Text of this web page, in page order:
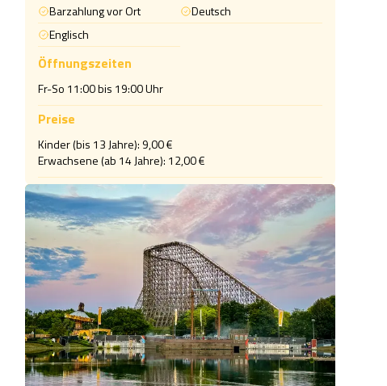
Barzahlung vor Ort
Deutsch
Englisch
Öffnungszeiten
Fr-So 11:00 bis 19:00 Uhr
Preise
Kinder (bis 13 Jahre): 9,00 €
Erwachsene (ab 14 Jahre): 12,00 €